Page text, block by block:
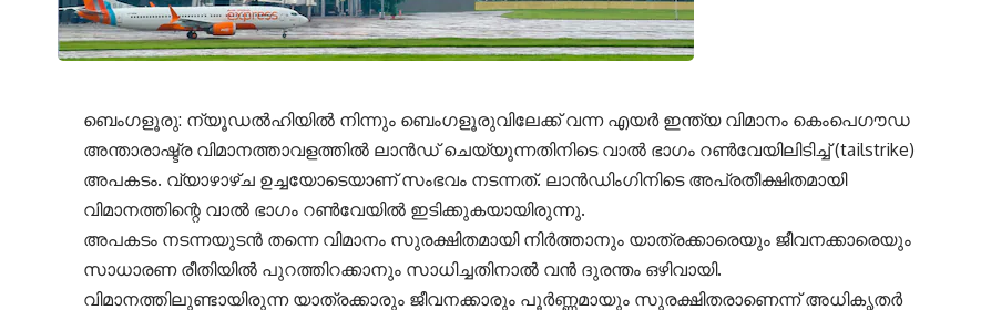
ബെംഗളൂരു: ന്യൂഡൽഹിയിൽ നിന്നും ബെംഗളൂരുവിലേക്ക് വന്ന എയർ ഇന്ത്യ വിമാനം കെംപെഗൗഡ
അന്താരാഷ്ട്ര വിമാനത്താവളത്തിൽ ലാൻഡ് ചെയ്യുന്നതിനിടെ വാൽ ഭാഗം റൺവേയിലിടിച്ച് (tailstrike)
അപകടം. വ്യാഴാഴ്ച ഉച്ചയോടെയാണ് സംഭവം നടന്നത്. ലാൻഡിംഗിനിടെ അപ്രതീക്ഷിതമായി
വിമാനത്തിന്റെ വാൽ ഭാഗം റൺവേയിൽ ഇടിക്കുകയായിരുന്നു.
അപകടം നടന്നയുടൻ തന്നെ വിമാനം സുരക്ഷിതമായി നിർത്താനും യാത്രക്കാരെയും ജീവനക്കാരെയും
സാധാരണ രീതിയിൽ പുറത്തിറക്കാനും സാധിച്ചതിനാൽ വൻ ദുരന്തം ഒഴിവായി.
വിമാനത്തിലുണ്ടായിരുന്ന യാത്രക്കാരും ജീവനക്കാരും പൂർണ്ണമായും സുരക്ഷിതരാണെന്ന് അധികൃതർ